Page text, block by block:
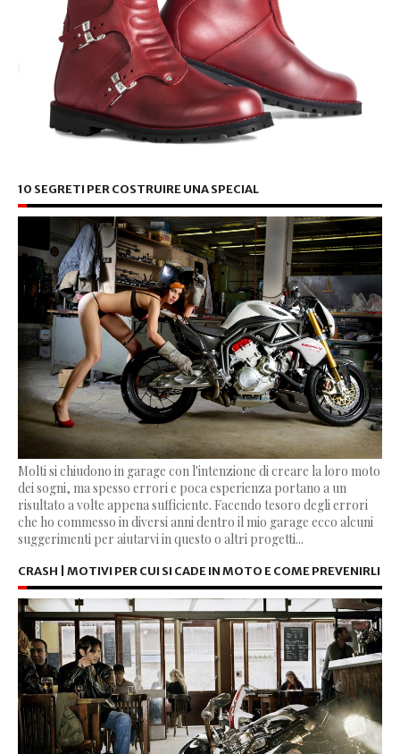
10 SEGRETI PER COSTRUIRE UNA SPECIAL
Molti si chiudono in garage con l'intenzione di creare la loro moto
dei sogni, ma spesso errori e poca esperienza portano a un
risultato a volte appena sufficiente. Facendo tesoro degli errori
che ho commesso in diversi anni dentro il mio garage ecco alcuni
suggerimenti per aiutarvi in questo o altri progetti...
CRASH | MOTIVI PER CUI SI CADE IN MOTO E COME PREVENIRLI